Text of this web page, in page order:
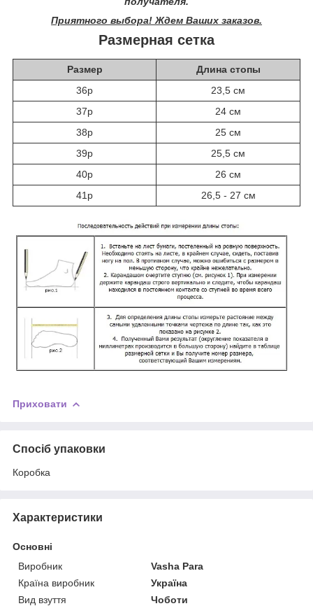
Приятного выбора! Ждем Ваших заказов.
Размерная сетка
Размер
Длина стопы
36р
23,5 см
37р
24 см
38р
25 см
39р
25,5 см
40р
26 см
41р
26,5 - 27 см
Приховати
Спосіб упаковки
Коробка
Характеристики
Основні
Виробник
Vasha Para
Країна виробник
Україна
Вид взуття
Чоботи